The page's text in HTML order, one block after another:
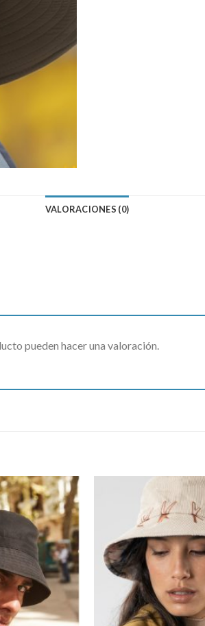
VALORACIONES (0)
pueden hacer una valoración.